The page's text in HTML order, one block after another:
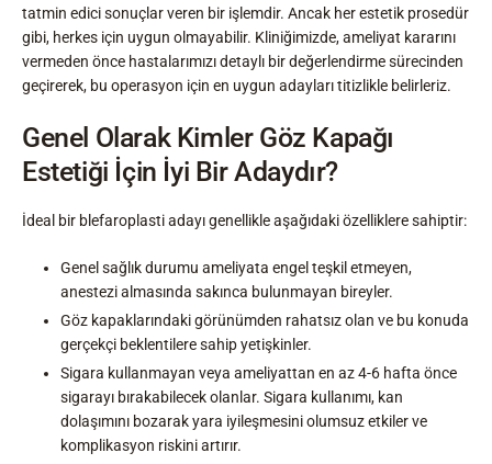
tatmin edici sonuçlar veren bir işlemdir. Ancak her estetik prosedür
gibi, herkes için uygun olmayabilir. Kliniğimizde, ameliyat kararını
vermeden önce hastalarımızı detaylı bir değerlendirme sürecinden
geçirerek, bu operasyon için en uygun adayları titizlikle belirleriz.
Genel Olarak Kimler Göz Kapağı
Estetiği İçin İyi Bir Adaydır?
İdeal bir blefaroplasti adayı genellikle aşağıdaki özelliklere sahiptir:
Genel sağlık durumu ameliyata engel teşkil etmeyen,
anestezi almasında sakınca bulunmayan bireyler.
Göz kapaklarındaki görünümden rahatsız olan ve bu konuda
gerçekçi beklentilere sahip yetişkinler.
Sigara kullanmayan veya ameliyattan en az 4-6 hafta önce
sigarayı bırakabilecek olanlar. Sigara kullanımı, kan
dolaşımını bozarak yara iyileşmesini olumsuz etkiler ve
komplikasyon riskini artırır.